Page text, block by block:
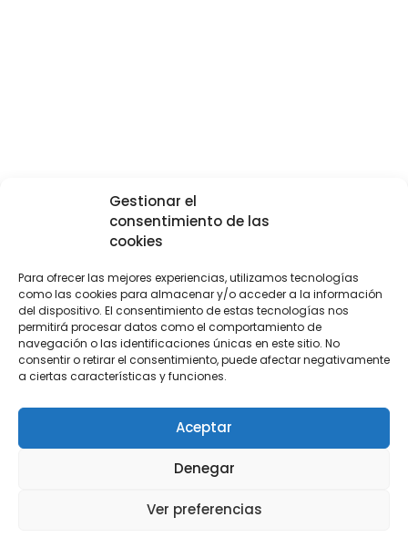
Gestionar el
consentimiento de las
cookies
Para ofrecer las mejores experiencias, utilizamos tecnologías
como las cookies para almacenar y/o acceder a la información
del dispositivo. El consentimiento de estas tecnologías nos
permitirá procesar datos como el comportamiento de
navegación o las identificaciones únicas en este sitio. No
consentir o retirar el consentimiento, puede afectar negativamente
a ciertas características y funciones.
Aceptar
Denegar
Ver preferencias
Coches de ocasión en
Madrid por menos de
10.000€: guía completa
para acertar